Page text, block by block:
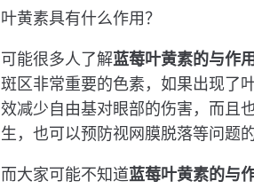
叶黄素具有什么作用？
可能很多人了解蓝莓叶黄素的与作用
斑区非常重要的色素，如果出现了
效减少自由基对眼部的伤害，而且
生，也可以预防视网膜脱落等问题
而大家可能不知道蓝莓叶黄素的与